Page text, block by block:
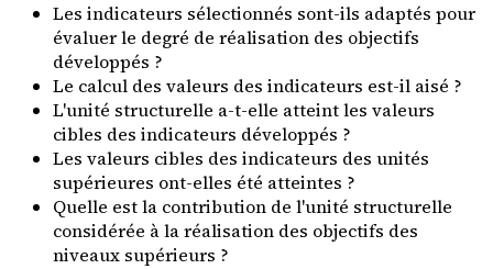
Les indicateurs sélectionnés sont-ils adaptés pour
évaluer le degré de réalisation des objectifs
développés ?
Le calcul des valeurs des indicateurs est-il aisé ?
L'unité structurelle a-t-elle atteint les valeurs
cibles des indicateurs développés ?
Les valeurs cibles des indicateurs des unités
supérieures ont-elles été atteintes ?
Quelle est la contribution de l'unité structurelle
considérée à la réalisation des objectifs des
niveaux supérieurs ?